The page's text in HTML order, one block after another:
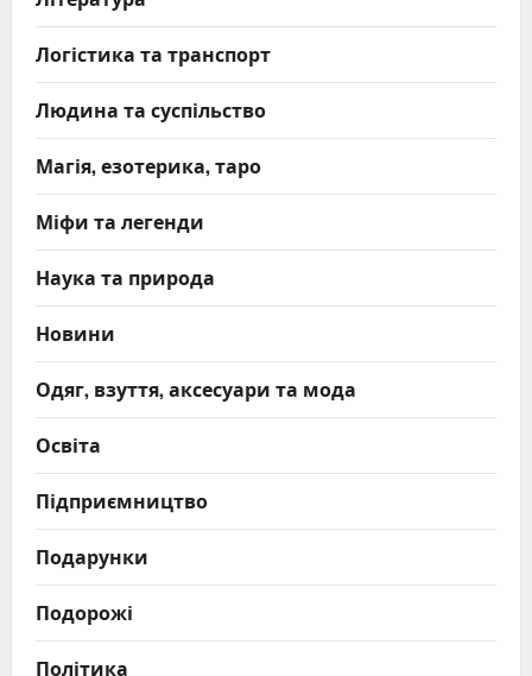
Логістика та транспорт
Людина та суспільство
Магія, езотерика, таро
Міфи та легенди
Наука та природа
Новини
Одяг, взуття, аксесуари та мода
Освіта
Підприємництво
Подарунки
Подорожі
Політика